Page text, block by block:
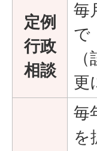
定例
行政
相談
毎
で
更
毎
を